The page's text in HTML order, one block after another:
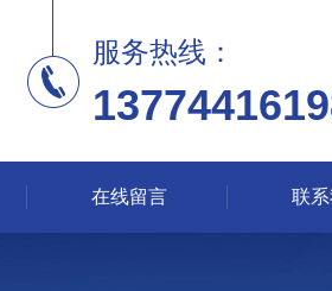
服务热线：
在线留言 联